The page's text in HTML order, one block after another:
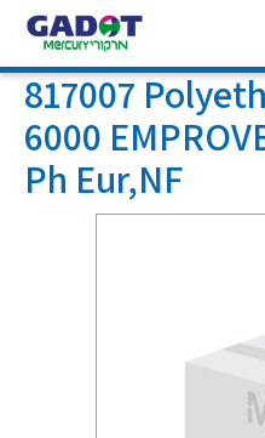
817007
6000
Ph Eur,NF